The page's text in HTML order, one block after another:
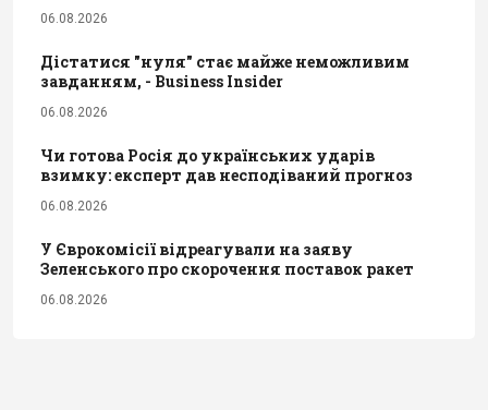
06.08.2026
Дістатися "нуля" стає майже неможливим
завданням, - Business Insider
06.08.2026
Чи готова Росія до українських ударів
взимку: експерт дав несподіваний прогноз
06.08.2026
У Єврокомісії відреагували на заяву
Зеленського про скорочення поставок ракет
06.08.2026